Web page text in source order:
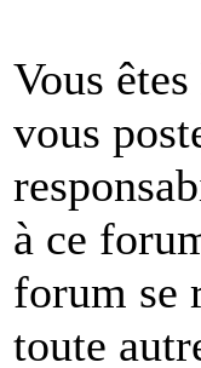
Vous
vous
à ce
forum se
toute